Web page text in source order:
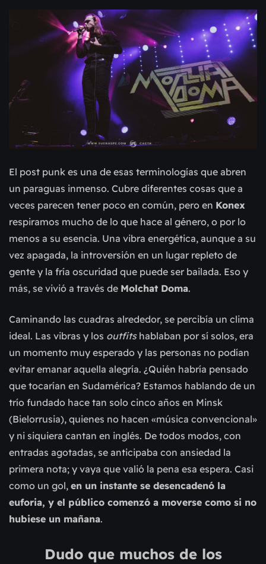
El post punk es una de esas terminologías que abren
un paraguas inmenso. Cubre diferentes cosas que a
veces parecen tener poco en común, pero en Konex
respiramos mucho de lo que hace al género, o por lo
menos a su esencia. Una vibra energética, aunque a su
vez apagada, la introversión en un lugar repleto de
gente y la fría oscuridad que puede ser bailada. Eso y
más, se vivió a través de Molchat Doma.
Caminando las cuadras alrededor, se percibía un clima
ideal. Las vibras y los outfits hablaban por sí solos, era
un momento muy esperado y las personas no podían
evitar emanar aquella alegría. ¿Quién habría pensado
que tocarían en Sudamérica? Estamos hablando de un
trío fundado hace tan solo cinco años en Minsk
(Bielorrusia), quienes no hacen «música convencional»
y ni siquiera cantan en inglés. De todos modos, con
entradas agotadas, se anticipaba con ansiedad la
primera nota; y vaya que valió la pena esa espera. Casi
como un gol, en un instante se desencadenó la
euforia, y el público comenzó a moverse como si no
hubiese un mañana.
Dudo que muchos de los